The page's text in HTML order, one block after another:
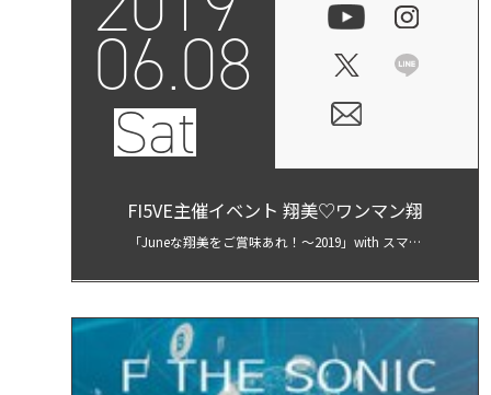
06.08
Sat
FI5VE主催イベント 翔美♡ワンマン翔
「Juneな翔美をご賞味あれ！〜2019」with スマイ